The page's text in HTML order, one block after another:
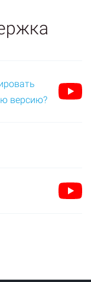
версию?
Битрикс24,
(1) и
вниз;